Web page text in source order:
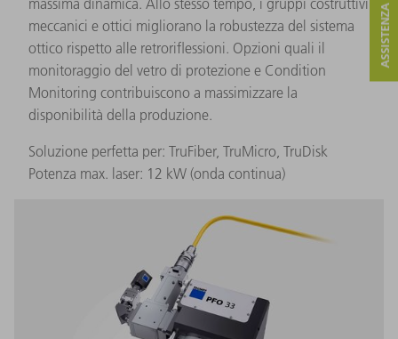
meccanici e ottici migliorano la robustezza del sistema
ottico rispetto alle retroriflessioni. Opzioni quali il
monitoraggio del vetro di protezione e Condition
Monitoring contribuiscono a massimizzare la
disponibilità della produzione.
Soluzione perfetta per: TruFiber, TruMicro, TruDisk
Potenza max. laser: 12 kW (onda continua)